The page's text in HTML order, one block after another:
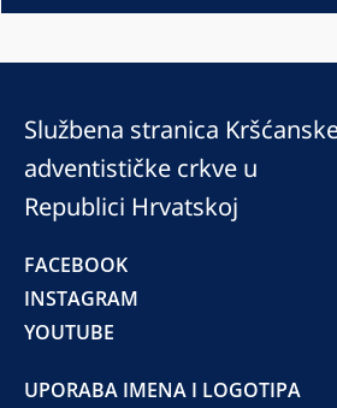
Službena stranica
adventističke crkve u
Republici Hrvatskoj
FACEBOOK
INSTAGRAM
YOUTUBE
UPORABA IMENA I LOGOTIPA